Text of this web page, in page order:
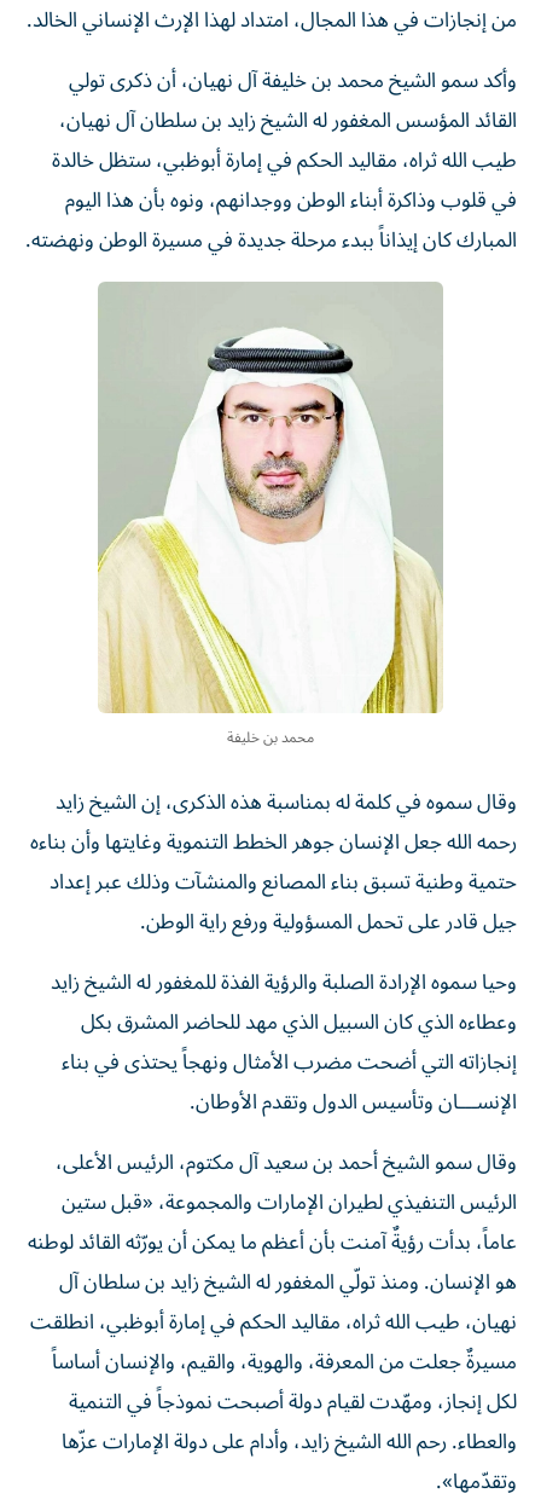
من إنجازات في هذا المجال، امتداد لهذا الإرث الإنساني الخالد.
وأكد سمو الشيخ محمد بن خليفة آل نهيان، أن ذكرى تولي
القائد المؤسس المغفور له الشيخ زايد بن سلطان آل نهيان،
طيب الله ثراه، مقاليد الحكم في إمارة أبوظبي، ستظل خالدة
في قلوب وذاكرة أبناء الوطن ووجدانهم، ونوه بأن هذا اليوم
المبارك كان إيذاناً ببدء مرحلة جديدة في مسيرة الوطن ونهضته.
محمد بن خليفة
وقال سموه في كلمة له بمناسبة هذه الذكرى، إن الشيخ زايد
رحمه الله جعل الإنسان جوهر الخطط التنموية وغايتها وأن بناءه
حتمية وطنية تسبق بناء المصانع والمنشآت وذلك عبر إعداد
جيل قادر على تحمل المسؤولية ورفع راية الوطن.
وحيا سموه الإرادة الصلبة والرؤية الفذة للمغفور له الشيخ زايد
وعطاءه الذي كان السبيل الذي مهد للحاضر المشرق بكل
إنجازاته التي أضحت مضرب الأمثال ونهجاً يحتذى في بناء
الإنســـان وتأسيس الدول وتقدم الأوطان.
وقال سمو الشيخ أحمد بن سعيد آل مكتوم، الرئيس الأعلى،
الرئيس التنفيذي لطيران الإمارات والمجموعة، «قبل ستين
عاماً، بدأت رؤيةٌ آمنت بأن أعظم ما يمكن أن يورّثه القائد لوطنه
هو الإنسان. ومنذ تولّي المغفور له الشيخ زايد بن سلطان آل
نهيان، طيب الله ثراه، مقاليد الحكم في إمارة أبوظبي، انطلقت
مسيرةٌ جعلت من المعرفة، والهوية، والقيم، والإنسان أساساً
لكل إنجاز، ومهّدت لقيام دولة أصبحت نموذجاً في التنمية
والعطاء. رحم الله الشيخ زايد، وأدام على دولة الإمارات عزّها
وتقدّمها».